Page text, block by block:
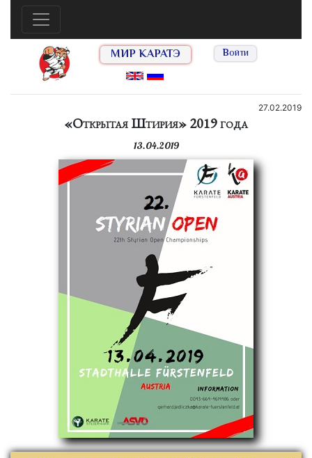
МИР КАРАТЭ Войти
27.02.2019
«Открытая Штирия» 2019 года
13.04.2019